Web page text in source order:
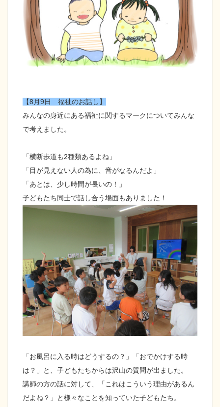
【8月9日 福祉のお話し】
みんなの身近にある福祉に関するマークについてみんな
で考えました。
「横断歩道も2種類あるよね」
「目が見えない人の為に、音がなるんだよ」
「あとは、少し時間が長いの！」
子どもたち同士で話し合う場面もありました！
「お風呂に入る時はどうするの？」「おでかけする時
は？」と、子どもたちからは沢山の質問が出ました。
講師の方の話に対して、「これはこういう理由があるん
だよね？」と様々なことを知っていた子どもたち。